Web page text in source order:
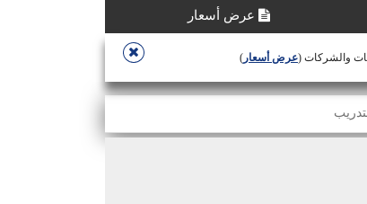
عرض أسعار
والشركات (عرض أسعار )